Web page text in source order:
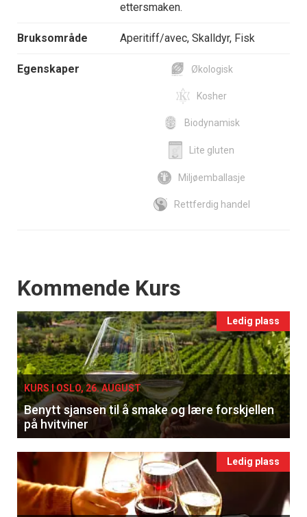
ettersmaken.
Bruksområde Aperitiff/avec, Skalldyr, Fisk
Egenskaper Økologisk
Kosher
Biodynamisk
Lite gluten
Miljøemballasje
Rettferdig handel
Events
Kommende Kurs
Ledig plass
KURS I OSLO, 26. AUGUST
Benytt sjansen til å smake og lære forskjellen
på hvitviner
Ledig plass